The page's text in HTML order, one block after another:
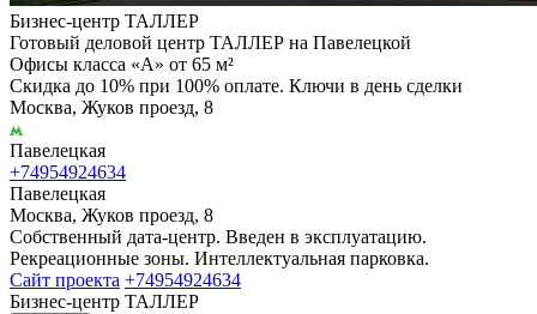
Бизнес-центр ТАЛЛЕР
Готовый деловой центр ТАЛЛЕР на Павелецкой
Офисы класса «А» от 65 м²
Скидка до 10% при 100% оплате. Ключи в день сделки
Москва, Жуков проезд, 8
Павелецкая
+74954924634
Павелецкая
Москва, Жуков проезд, 8
Собственный дата-центр. Введен в эксплуатацию.
Рекреационные зоны. Интеллектуальная парковка.
Сайт проекта +74954924634
Бизнес-центр ТАЛЛЕР